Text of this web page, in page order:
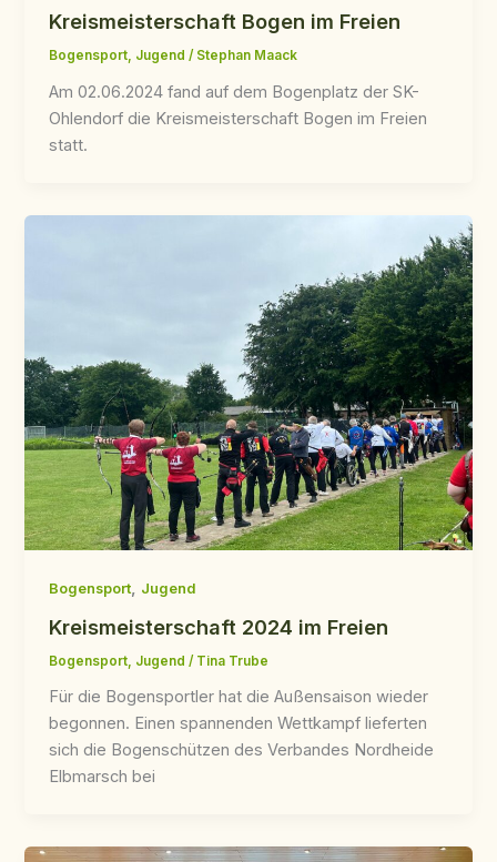
Kreismeisterschaft Bogen im Freien
Bogensport, Jugend / Stephan Maack
Am 02.06.2024 fand auf dem Bogenplatz der SK-
Ohlendorf die Kreismeisterschaft Bogen im Freien
statt.
Bogensport, Jugend
Kreismeisterschaft 2024 im Freien
Bogensport Jugend / Tina Trube
Für die Bogensportler hat die Außensaison wieder
begonnen. Einen spannenden Wettkampf lieferten
sich die Bogenschützen des Verbandes Nordheide
Elbmarsch bei